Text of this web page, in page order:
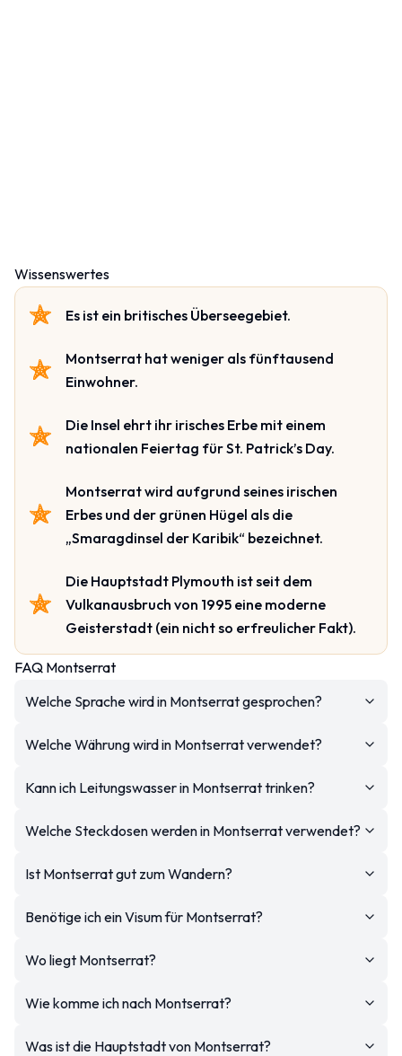
Wissenswertes
Es ist ein britisches Überseegebiet.
Montserrat hat weniger als fünftausend
Einwohner.
Die Insel ehrt ihr irisches Erbe mit einem
nationalen Feiertag für St. Patrick’s Day.
Montserrat wird aufgrund seines irischen
Erbes und der grünen Hügel als die
„Smaragdinsel der Karibik“ bezeichnet.
Die Hauptstadt Plymouth ist seit dem
Vulkanausbruch von 1995 eine moderne
Geisterstadt (ein nicht so erfreulicher Fakt).
FAQ Montserrat
Welche Sprache wird in Montserrat gesprochen?
Welche Währung wird in Montserrat verwendet?
Kann ich Leitungswasser in Montserrat trinken?
Welche Steckdosen werden in Montserrat verwendet?
Ist Montserrat gut zum Wandern?
Benötige ich ein Visum für Montserrat?
Wo liegt Montserrat?
Wie komme ich nach Montserrat?
Was ist die Hauptstadt von Montserrat?